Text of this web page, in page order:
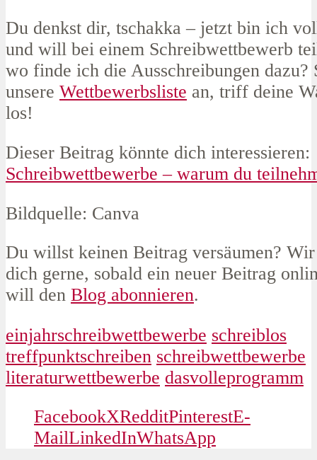
Du denkst dir, tschakka – jetzt bin ich
und will bei einem Schreibwettbewerb
wo finde ich die Ausschreibungen dazu?
unsere Wettbewerbsliste an, triff deine
los!
Dieser Beitrag könnte dich interessieren:
Schreibwettbewerbe – warum du
Bildquelle: Canva
Du willst keinen Beitrag versäumen?
dich gerne, sobald ein neuer Beitrag
will den Blog abonnieren.
einjahrschreibwettbewerbe schreiblos
treffpunktschreiben schreibwettbewerbe
literaturwettbewerbe dasvolleprogramm
FacebookXRedditPinterestE-
MailLinkedInWhatsApp